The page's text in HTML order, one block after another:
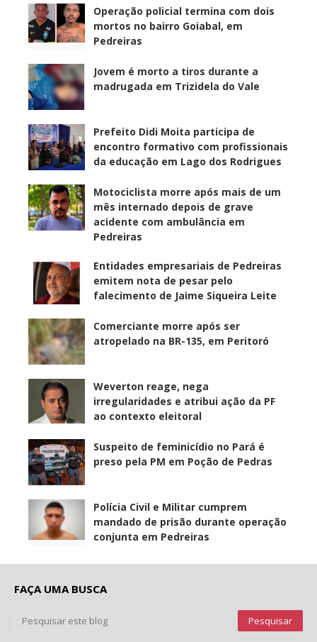
Operação policial termina com dois
mortos no bairro Goiabal, em
Pedreiras
Jovem é morto a tiros durante a
madrugada em Trizidela do Vale
Prefeito Didi Moita participa de
encontro formativo com profissionais
da educação em Lago dos Rodrigues
Motociclista morre após mais de um
mês internado depois de grave
acidente com ambulância em
Pedreiras
Entidades empresariais de Pedreiras
emitem nota de pesar pelo
falecimento de Jaime Siqueira Leite
Comerciante morre após ser
atropelado na BR-135, em Peritoró
Weverton reage, nega
irregularidades e atribui ação da PF
ao contexto eleitoral
Suspeito de feminicídio no Pará é
preso pela PM em Poção de Pedras
Polícia Civil e Militar cumprem
mandado de prisão durante operação
conjunta em Pedreiras
FAÇA UMA BUSCA